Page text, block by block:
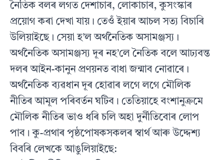
নৈতিক বলৰ লগত দেশাচাৰ, লোকাচাৰ, কুসংস্কাৰ
প্ৰয়োগ কৰা দেখা যায়। তেওঁ ইয়াৰ আচল সত্য বিচাৰি
উলিয়াইছে। সেয়া হ’ল অৰ্থনৈতিক অসামঞ্জস্য।
অৰ্থনৈতিক অসামঞ্জস্য দূৰ নহ’লে নৈতিক বলে আঢ্যবন্ত
দলৰ আইন-কানুন প্ৰণয়নত বাধা জন্মাব নোৱাৰে।
অৰ্থনৈতিক ব্যৱধান দূৰ হোৱাৰ লগে লগে মৌলিক
নীতিৰ আমূল পৰিবৰ্তন ঘটিব। তেতিয়াহে বংশানুক্ৰমে
মৌলিক নীতিৰ ভাও ধৰি চলি অহা দুৰ্নীতিবোৰ লোপ
পাব। কু-প্ৰথাৰ পৃষ্ঠপোষকসকলৰ স্বাৰ্থ আৰু উদ্দেশ্য
বিবৰি লেখকে আঙুলিয়াইছে: